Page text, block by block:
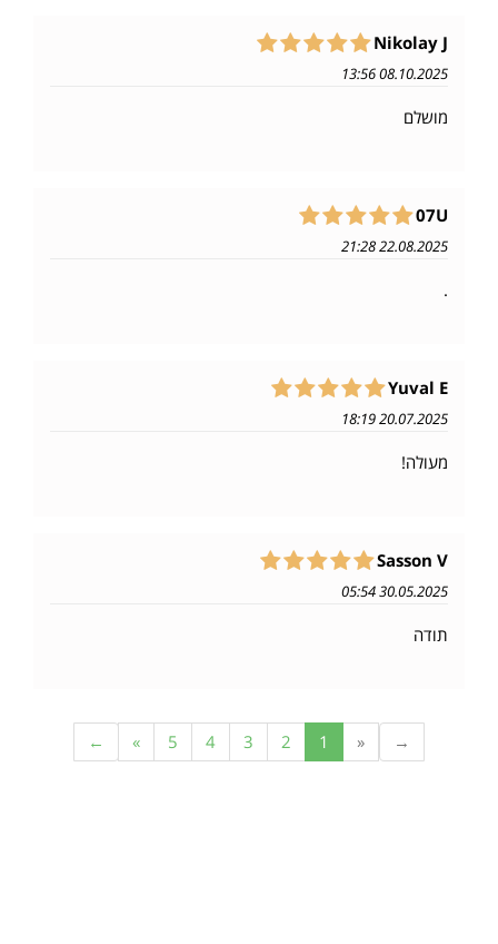
Nikolay J
08.10.2025 13:56
מושלם
07U
22.08.2025 21:28
.
Yuval E
20.07.2025 18:19
מעולה!
Sasson V
30.05.2025 05:54
תודה
→
«
1
2
3
4
5
»
←